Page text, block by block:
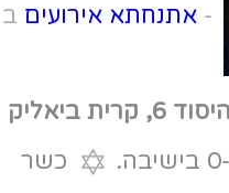
בקריית ביאליק!